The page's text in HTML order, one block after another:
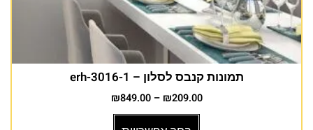
תמונות קנבס לסלון – erh-3016-1
₪209.00
–
₪849.00